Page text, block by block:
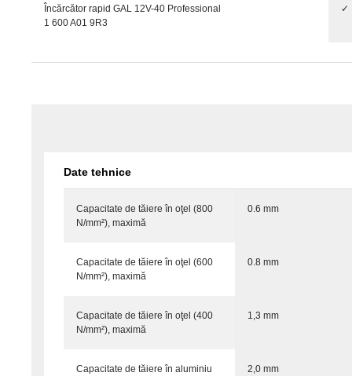
Încărcător rapid GAL 12V-40 Professional
1 600 A01 9R3
✓
Date tehnice
Capacitate de tăiere în oţel (800
N/mm²), maximă
0.6 mm
Capacitate de tăiere în oţel (600
N/mm²), maximă
0.8 mm
Capacitate de tăiere în oţel (400
N/mm²), maximă
1,3 mm
Capacitate de tăiere în aluminiu
2,0 mm